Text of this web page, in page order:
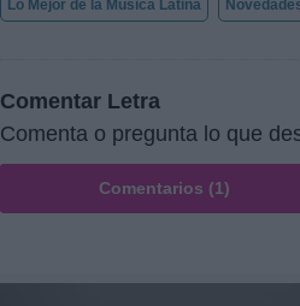
Lo Mejor de la Música Latina
Comentar Letra
Comenta o pregunta lo que
Comentarios (1)